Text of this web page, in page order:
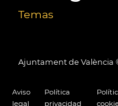
Temas
Ajuntament de València
Aviso
legal
Política
privacidad